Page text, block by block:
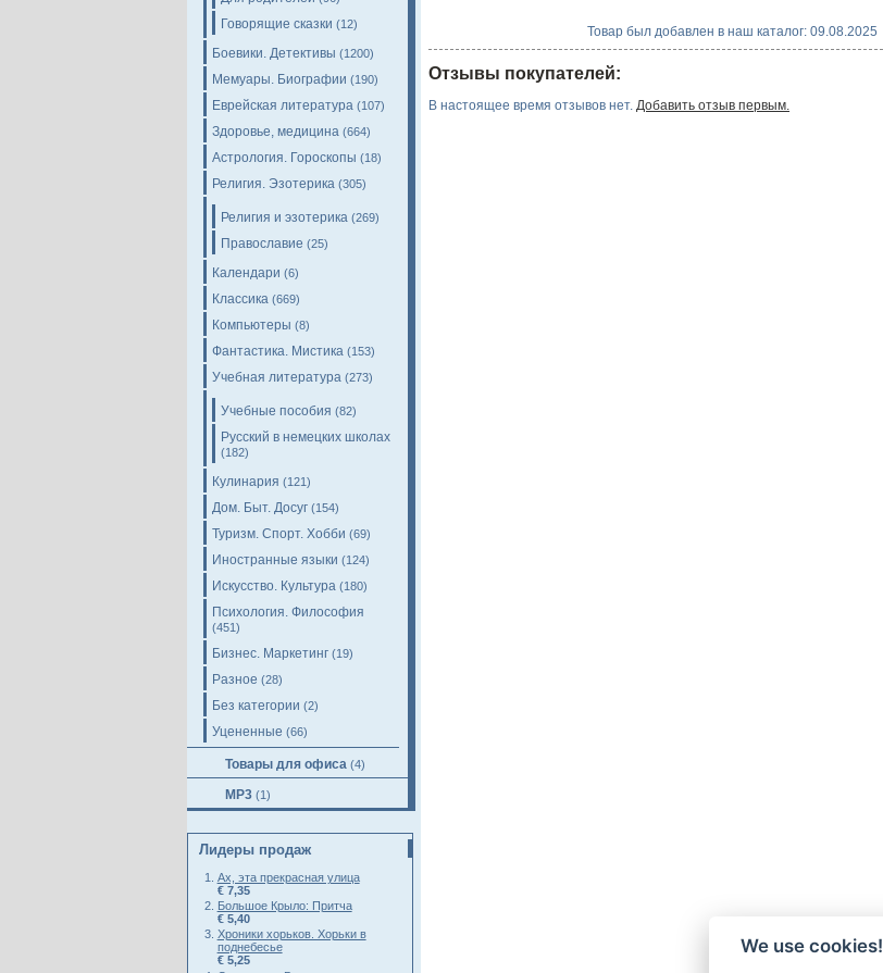
Говорящие сказки (12)
Боевики. Детективы (1200)
Мемуары. Биографии (190)
Еврейская литература (107)
Здоровье, медицина (664)
Астрология. Гороскопы (18)
Религия. Эзотерика (305)
Религия и эзотерика (269)
Православие (25)
Календари (6)
Классика (669)
Компьютеры (8)
Фантастика. Мистика (153)
Учебная литература (273)
Учебные пособия (82)
Русский в немецких школах
(182)
Кулинария (121)
Дом. Быт. Досуг (154)
Туризм. Спорт. Хобби (69)
Иностранные языки (124)
Искусство. Культура (180)
Психология. Философия
(451)
Бизнес. Маркетинг (19)
Разное (28)
Без категории (2)
Уцененные (66)
Товары для офиса (4)
MP3 (1)
Лидеры продаж
Ах, эта прекрасная улица
€ 7,35
Большое Крыло: Притча
€ 5,40
Хроники хорьков. Хорьки в
поднебесье
€ 5,25
Товар был добавлен в наш каталог: 09.08.2025
Отзывы покупателей:
В настоящее время отзывов нет. Добавить отзыв первым.
We use cookies!